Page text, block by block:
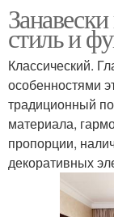
стиль и
Классический.
особенностями
традиционный
материала,
пропорции,
декоративных